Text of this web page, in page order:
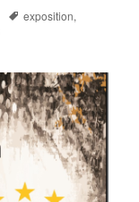
Tags
exposition,